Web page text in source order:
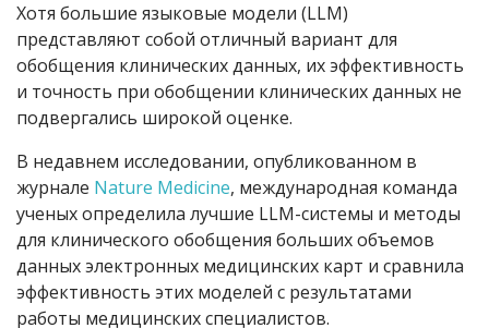
Хотя большие языковые модели (LLM)
представляют собой отличный вариант для
обобщения клинических данных, их эффективность
и точность при обобщении клинических данных не
подвергались широкой оценке.
В недавнем исследовании, опубликованном в
журнале Nature Medicine, международная команда
ученых определила лучшие LLM-системы и методы
для клинического обобщения больших объемов
данных электронных медицинских карт и сравнила
эффективность этих моделей с результатами
работы медицинских специалистов.